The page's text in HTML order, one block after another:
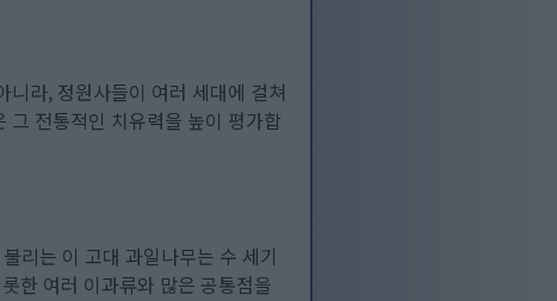
라, 정원사들이 여러 세대에 걸쳐
그 전통적인 치유력을 높이 평가합
리는 이 고대 과일나무는 수 세기
한 여러 이과류와 많은 공통점을